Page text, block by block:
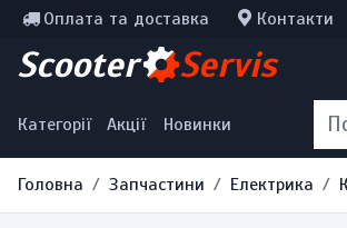
Оплата та доставка Контакти
Scooter Servis
Категорії Акції Новинки
Інструменти, мотохімія
Наклейки
Одяг та екіпірування
Головна Запчастини Електрика